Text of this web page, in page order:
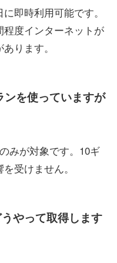
即時利用可能です。
度インターネットが
ります。
を使っていますが
みが対象です。10ギ
受けません。
やって取得します